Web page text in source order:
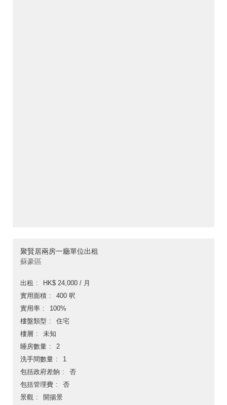
聚賢居兩房一廳單位出租
蘇豪區
出租
HK$ 24,000 / 月
實用面積
400 呎
實用率
100%
樓盤類型
住宅
樓層
未知
睡房數量
2
洗手間數量
1
包括政府差餉
否
包括管理費
否
景觀
開揚景